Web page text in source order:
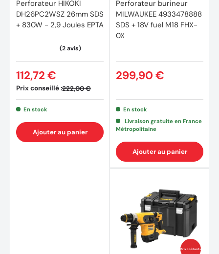
Enlèvement de carrelage dans les cuisines et salles de
bain
Perçage de trous traversants dans des matériaux de
construction, pour le passage de gaines ou tuyaux
Perçage de trous d’ancrage de 4 à 26 mm de diamètre,
dans du béton, de la pierre, des matériaux de
construction divers
Burinage léger dans des matériaux peu durs : briques,
bétons légers
Enlèvement de ciment ou plâtre
Perforateur HIKOKI
DH26PC2WSZ 26mm SDS
+ 830W - 2,9 Joules EPTA
Prix conseillé :222,00 €
112,72 €
En stock
Ajouter au panier
Perforateur burineur
MILWAUKEE 4933478888
SDS + 18V fuel M18 FHX-
0X
299,90 €
En stock
Livraison gratuite en France
Métropolitaine
Ajouter au panier
Prix coûtants